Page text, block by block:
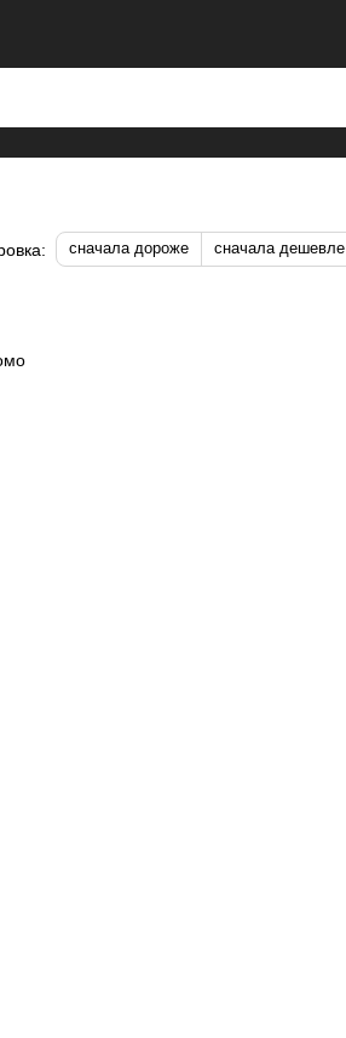
сначала дороже сначала дешевле